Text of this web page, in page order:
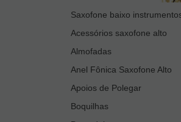
Saxofone baixo
Acessórios saxofone alto
Almofadas
Anel Fônica Saxofone Alto
Apoios de Polegar
Boquilhas